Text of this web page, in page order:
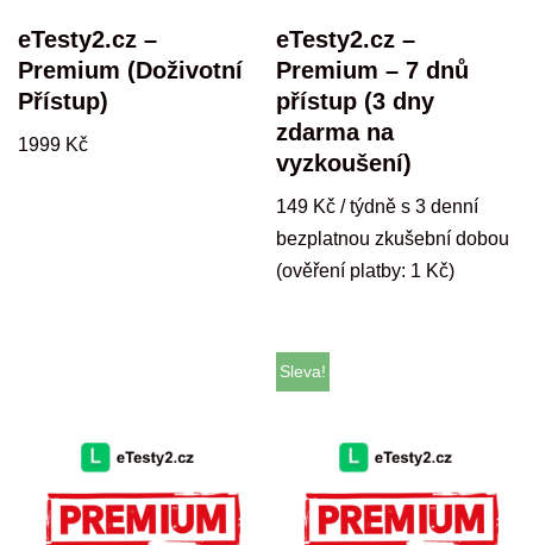
eTesty2.cz –
Premium (Doživotní
Přístup)
1999 Kč
eTesty2.cz –
Premium – 7 dnů
přístup (3 dny
zdarma na
vyzkoušení)
149 Kč / týdně s 3 denní
bezplatnou zkušební dobou
(ověření platby: 1 Kč)
Sleva!